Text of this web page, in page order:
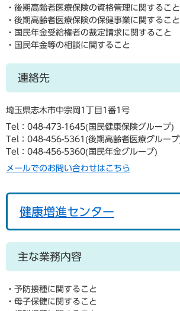
・後期高齢者医療保険の資格管理に関すること
・後期高齢者医療保険の保健事業に関すること
・国民年金受給権者の裁定請求に関すること
・国民年金等の相談に関すること
連絡先
埼玉県志木市中宗岡1丁目1番1号
Tel：048-473-1645 国民健康保険グループ
Tel：048-456-5361
後期高齢者医療グループ
Tel：048-456-5360 国民年金グループ
メールでのお問い合わせはこちら
健康増進センター
主な業務内容
・予防接種に関すること
・母子保健に関すること